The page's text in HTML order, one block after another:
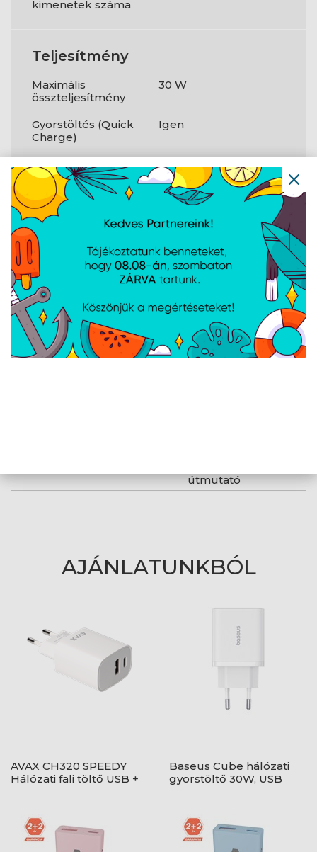
kimenetek száma
Teljesítmény
Maximális
összteljesítmény
30 W
Gyorstöltés (Quick
Charge)
Igen
Gyorstöltés (Quick
Charge) verzió
3.0
USB Power
Delivery
Igen
USB Power
Delivery verzió
3.0
A weboldalon esetlegesen előforduló elektronikus feltöltési,
technikai hibákért felelősséget nem vállalunk.
Kapcsolódó letöltések
útmutató
AJÁNLATUNKBÓL
AVAX CH320 SPEEDY
Hálózati fali töltő USB +
Baseus Cube hálózati
gyorstöltő 30W, USB